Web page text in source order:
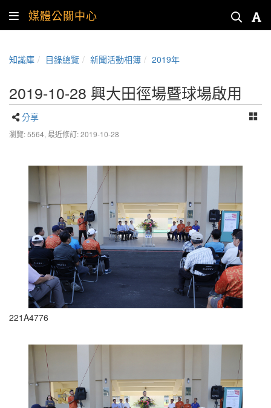
媒體公關中心
知識庫 目錄總覽 新聞活動相簿 2019年
2019-10-28 興大田徑場暨球場啟用
分享
瀏覽: 5564, 最近修訂: 2019-10-28
221A4776